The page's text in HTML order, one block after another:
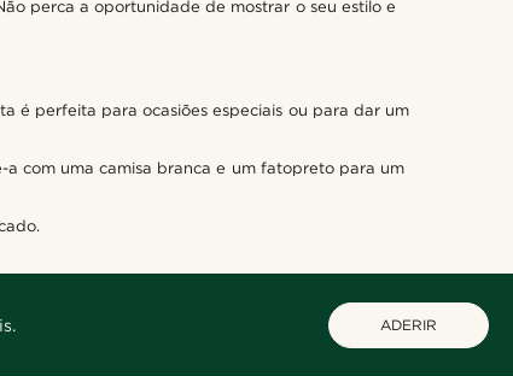
perca a oportunidade de mostrar o seu estilo e
é perfeita para ocasiões especiais ou para dar um
com uma camisa branca e um fatopreto para um
ADERIR